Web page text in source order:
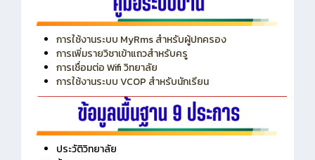
การใช้งานระบบ MyRms สำหรับผู้ปกครอง
การเพิ่มรายวิชาเข้าแถวสำหรับครู
การเชื่อมต่อ Wifi วิทยาลัย
การใช้งานระบบ VCOP สำหรับนักเรียน